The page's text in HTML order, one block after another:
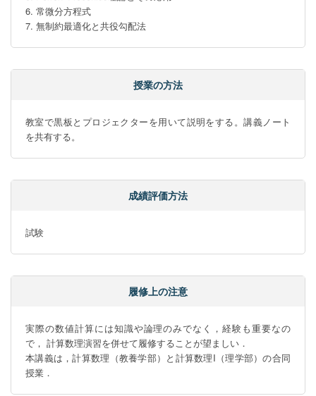
6. 常微分方程式
7. 無制約最適化と共役勾配法
授業の方法
教室で黒板とプロジェクターを用いて説明をする。講義ノート
を共有する。
成績評価方法
試験
履修上の注意
実際の数値計算には知識や論理のみでなく，経験も重要なの
で， 計算数理演習を併せて履修することが望ましい．
本講義は，計算数理（教養学部）と計算数理I（理学部）の合同
授業．